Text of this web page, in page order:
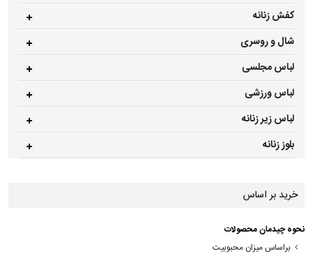
کفش زنانه
شال و روسری
لباس مجلسی
لباس ورزشی
لباس زیر زنانه
بلوز زنانه
خرید بر اساس
نحوه چیدمان محصولات
براساس میزان محبوبیت